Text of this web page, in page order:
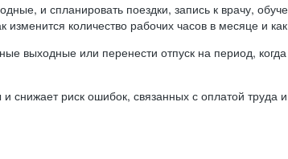
и спланировать поездки, запись к врачу,
количество рабочих часов в месяце и
выходные или перенести отпуск на период,
риск ошибок, связанных с оплатой труда и